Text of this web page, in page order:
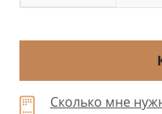
Сколько мне